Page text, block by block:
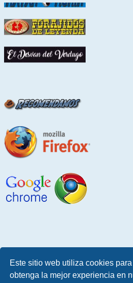
Este sitio web utiliza cookies
obtenga la mejor experiencia en